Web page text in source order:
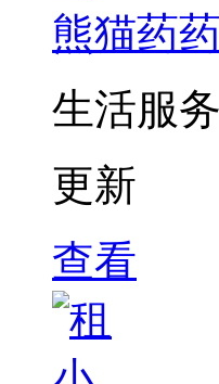
熊猫药药
生活服
更新
查看